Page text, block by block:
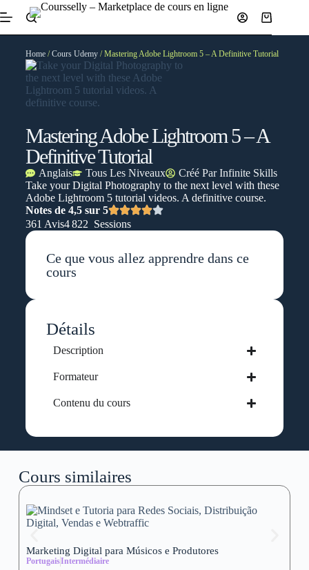
Home/Cours Udemy/ Mastering Adobe Lightroom 5 – A Definitive Tutorial
Mastering Adobe Lightroom 5 – A
Definitive Tutorial
Anglais Tous Les Niveaux Créé ParInfinite Skills
Take your Digital Photography to the next level with these
Adobe Lightroom 5 tutorial videos. A definitive course.
Notes de 4,5 sur 5
361 Avis4 822 Sessions
Ce que vous allez apprendre dans ce
cours
Détails
Description
Formateur
Contenu du cours
Cours similaires
Marketing Digital para Músicos e Produtores
PortugaisIntermédiaire